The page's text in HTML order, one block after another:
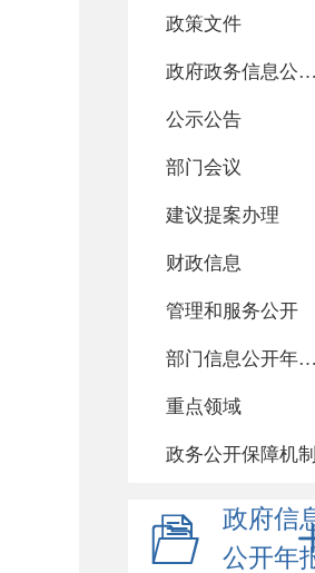
政策文件
政府政务信息公开目录
公示公告
部门会议
建议提案办理
财政信息
管理和服务公开
部门信息公开年度报告
重点领域
政务公开保障机制
政府信
公开年